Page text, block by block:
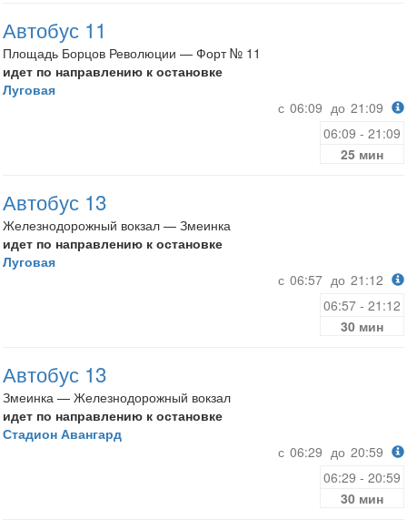
Автобус 11
Площадь Борцов Революции — Форт № 11
идет по направлению к остановке
Луговая
с 06:09 до 21:09
06:09 - 21:09
25 мин
Автобус 13
Железнодорожный вокзал — Змеинка
идет по направлению к остановке
Луговая
с 06:57 до 21:12
06:57 - 21:12
30 мин
Автобус 13
Змеинка — Железнодорожный вокзал
идет по направлению к остановке
Стадион Авангард
с 06:29 до 20:59
06:29 - 20:59
30 мин